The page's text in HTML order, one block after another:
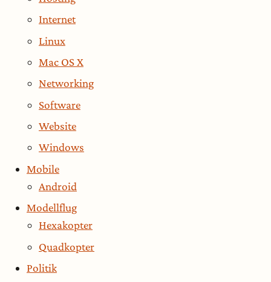
Internet
Linux
Mac OS X
Networking
Software
Website
Windows
Mobile
Android
Modellflug
Hexakopter
Quadkopter
Politik